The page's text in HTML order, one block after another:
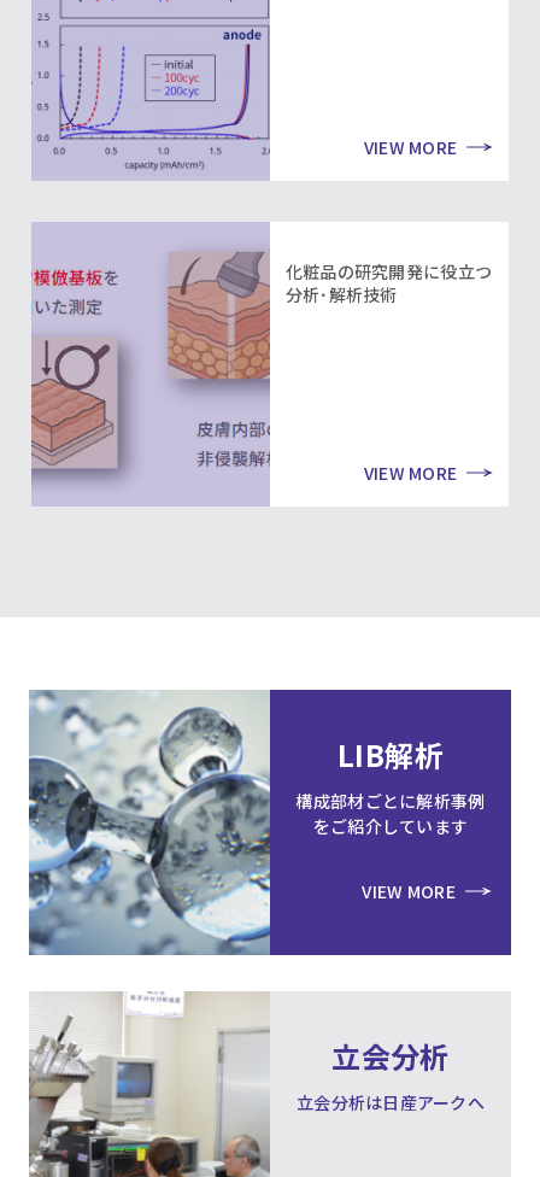
VIEW MORE
化粧品の研究開発に役立つ
分析･解析技術
VIEW MORE
LIB解析
構成部材ごとに解析事例
をご紹介しています
VIEW MORE
立会分析
立会分析は日産アークへ